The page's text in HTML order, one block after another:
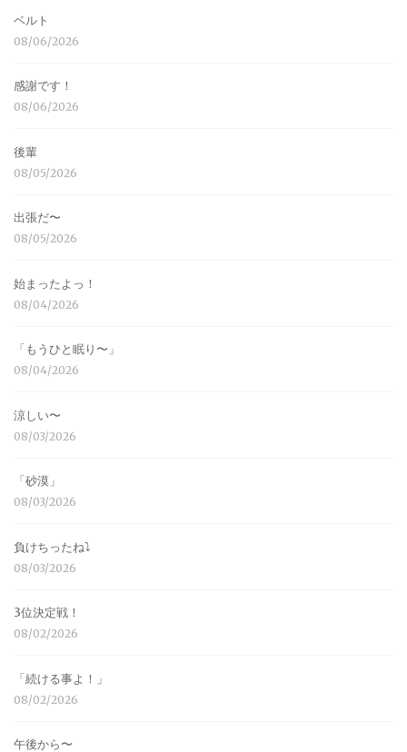
ベルト
08/06/2026
感謝です！
08/06/2026
後輩
08/05/2026
出張だ〜
08/05/2026
始まったよっ！
08/04/2026
「もうひと眠り〜」
08/04/2026
涼しい〜
08/03/2026
「砂漠」
08/03/2026
負けちったね⤵︎
08/03/2026
3位決定戦！
08/02/2026
「続ける事よ！」
08/02/2026
午後から〜